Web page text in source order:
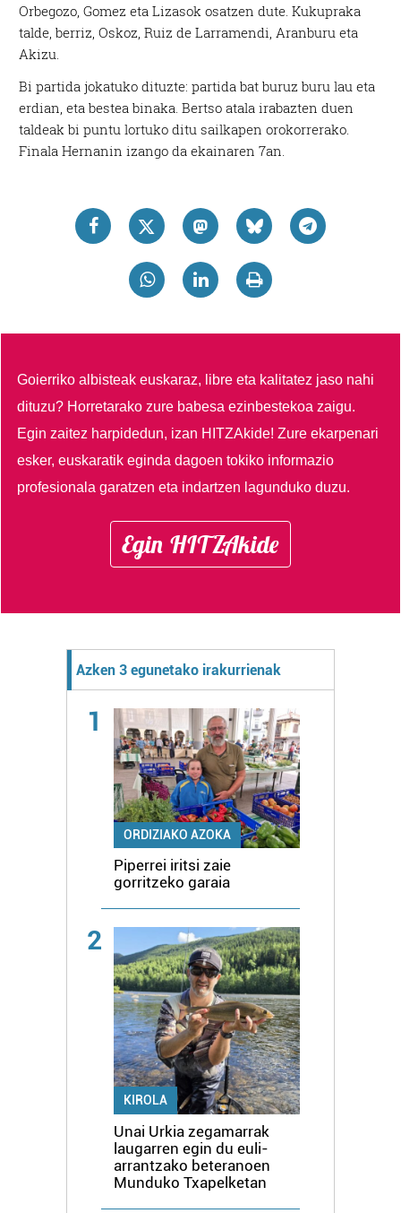
Orbegozo, Gomez eta Lizasok osatzen dute. Kukupraka
talde, berriz, Oskoz, Ruiz de Larramendi, Aranburu eta
Akizu.
Bi partida jokatuko dituzte: partida bat buruz buru lau eta
erdian, eta bestea binaka. Bertso atala irabazten duen
taldeak bi puntu lortuko ditu sailkapen orokorrerako.
Finala Hernanin izango da ekainaren 7an.
Goierriko albisteak euskaraz, libre eta kalitatez jaso nahi
dituzu? Horretarako zure babesa ezinbestekoa zaigu.
Egin zaitez harpidedun, izan HITZAkide!Zure ekarpenari
esker, euskaratik eginda dagoen tokiko informazio
profesionala garatzen eta indartzen lagunduko duzu.
Egin HITZAkide
Azken 3 egunetako irakurrienak
1
ORDIZIAKO AZOKA
Piperrei iritsi zaie
gorritzeko garaia
2
KIROLA
Unai Urkia zegamarrak
laugarren egin du euli-
arrantzako beteranoen
Munduko Txapelketan